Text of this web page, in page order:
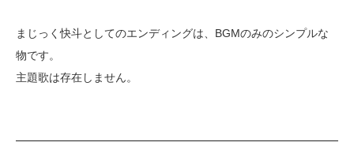
まじっく快斗としてのエンディングは、BGMのみのシンプルな
物です。
主題歌は存在しません。